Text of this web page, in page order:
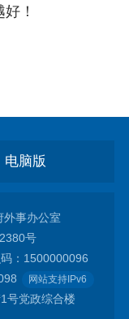
！
电脑版
外事办公室
号
：1500000096
网站支持IPv6
号党政综合楼